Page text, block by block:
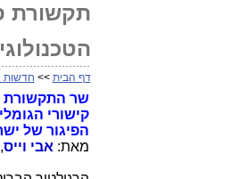
תקשורת
דף הבית >> חדשות
שר התקשורת
קישורי
הפיגור של
מאת: אבי וייס